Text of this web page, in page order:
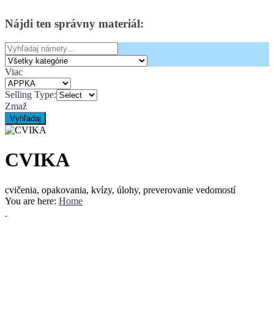
Nájdi ten správny materiál:
Search
for:
Viac
Selling Type:
Zmaž
Vyhľadaj
CVIKA
cvičenia, opakovania, kvízy, úlohy, preverovanie vedomostí
You are here: Home